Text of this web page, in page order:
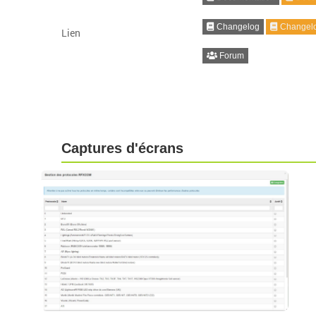
Lien Changelog
Forum
Captures d'écrans